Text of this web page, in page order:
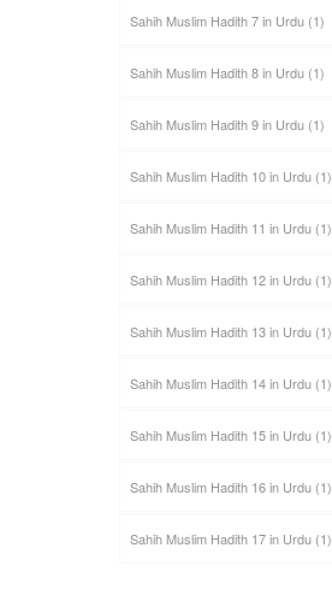
Sahih Muslim Hadith 7 in Urdu(1)
Sahih Muslim Hadith 8 in Urdu(1)
Sahih Muslim Hadith 9 in Urdu(1)
Sahih Muslim Hadith 10 in Urdu(1)
Sahih Muslim Hadith 11 in Urdu(1)
Sahih Muslim Hadith 12 in Urdu(1)
Sahih Muslim Hadith 13 in Urdu(1)
Sahih Muslim Hadith 14 in Urdu(1)
Sahih Muslim Hadith 15 in Urdu(1)
Sahih Muslim Hadith 16 in Urdu(1)
Sahih Muslim Hadith 17 in Urdu(1)